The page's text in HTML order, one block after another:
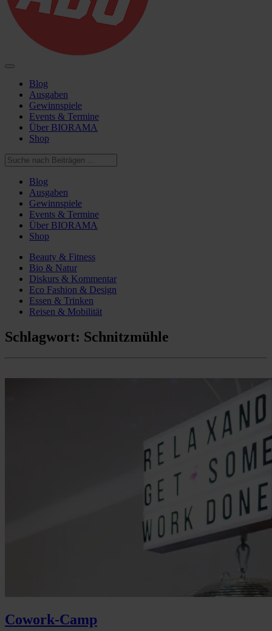
Blog
Ausgaben
Gewinnspiele
Events & Termine
Über BIORAMA
Shop
Blog
Ausgaben
Gewinnspiele
Events & Termine
Über BIORAMA
Shop
Beauty & Fitness
Bio & Natur
Diskurs & Kommentar
Eco Fashion & Design
Essen & Trinken
Reisen & Mobilität
Schlagwort: Schnitzmühle
Cowork-Camp